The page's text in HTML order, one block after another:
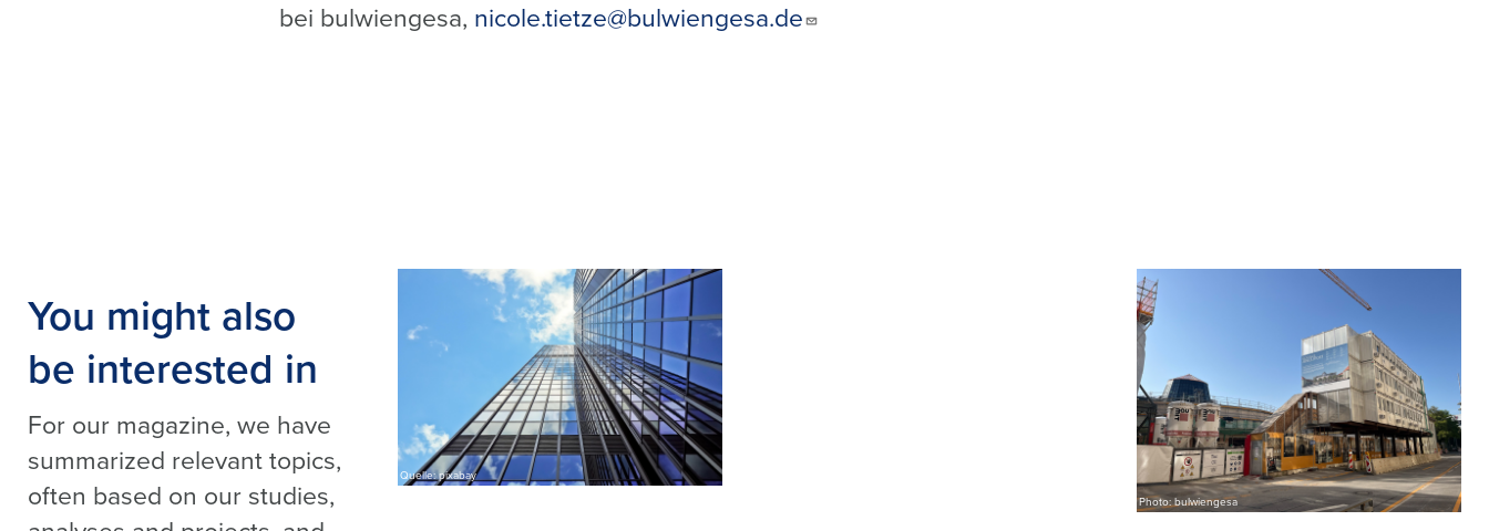
bei bulwiengesa, nicole.tietze@bulwiengesa.de
You might also
be interested in
For our magazine, we have
summarized relevant topics,
often based on our studies,
Quelle: pixabay
Photo: bulwiengesa